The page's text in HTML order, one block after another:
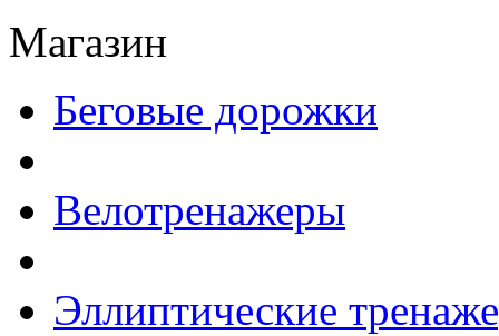
Магазин
Беговые дорожки
Велотренажеры
Эллиптические